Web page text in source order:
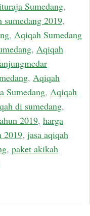
Sumedang,
sumedang 2019,
, Aqiqah Sumedang
, Aqiqah
, Aqiqah
Sumedang, Aqiqah
di sumedang,
2019, harga
2019, jasa aqiqah
, paket akikah